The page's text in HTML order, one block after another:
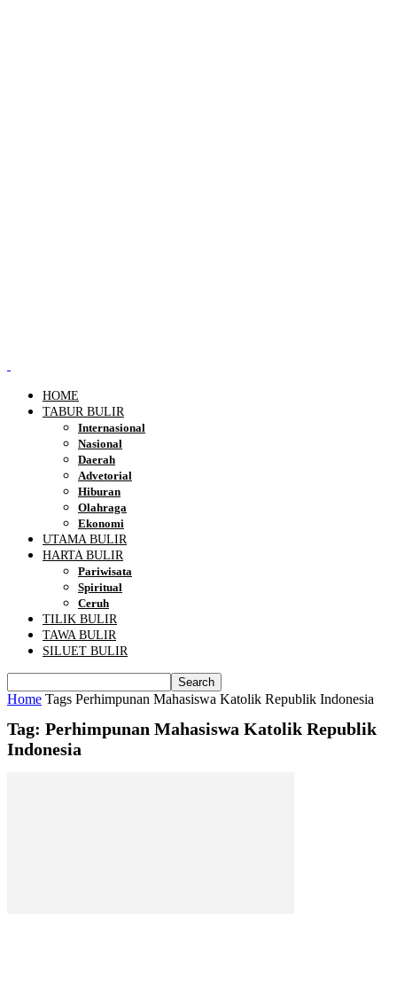
HOME
TABUR BULIR
Internasional
Nasional
Daerah
Advetorial
Hiburan
Olahraga
Ekonomi
UTAMA BULIR
HARTA BULIR
Pariwisata
Spiritual
Ceruh
TILIK BULIR
TAWA BULIR
SILUET BULIR
Home Tags Perhimpunan Mahasiswa Katolik Republik Indonesia
Tag: Perhimpunan Mahasiswa Katolik Republik
Indonesia